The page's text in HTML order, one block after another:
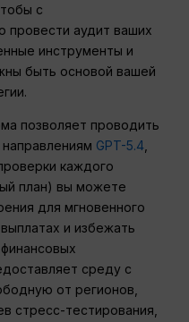
с
провести аудит ваших
инструменты и
быть основой вашей
позволяет проводить
GPT-5.4
каждого
план) вы можете
для мгновенного
и избежать
среду с
от регионов,
стресс-тестирования,